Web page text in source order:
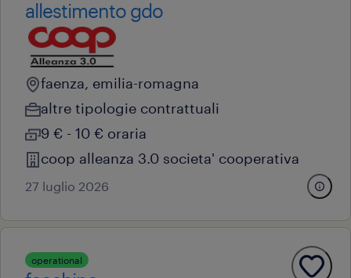
allestimento gdo
faenza, emilia-romagna
altre tipologie contrattuali
9 € - 10 € oraria
coop alleanza 3.0 societa' cooperativa
27 luglio 2026
operational